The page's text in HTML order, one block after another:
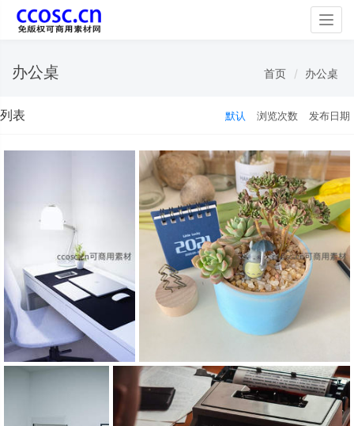
办公桌 首页 办公桌
列表 默认 浏览次数 发布日期